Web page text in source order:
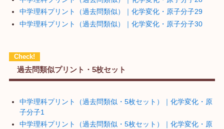
中学理科プリント（過去問類似）｜化学変化・原子分子29
中学理科プリント（過去問類似）｜化学変化・原子分子30
過去問類似プリント・5枚セット
中学理科プリント（過去問類似・5枚セット）｜化学変化・原
子分子1
中学理科プリント（過去問類似・5枚セット）｜化学変化・原